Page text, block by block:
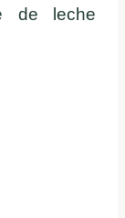
de leche